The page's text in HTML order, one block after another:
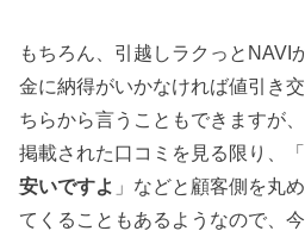
もちろん、引越しラクっとNAVI
金に納得がいかなければ値引き
ちらから言うこともできますが
掲載された口コミを見る限り、「
安いですよ 」などと顧客側を丸
てくることもあるようなので、